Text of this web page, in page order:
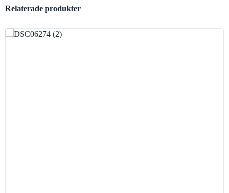
Relaterade produkter